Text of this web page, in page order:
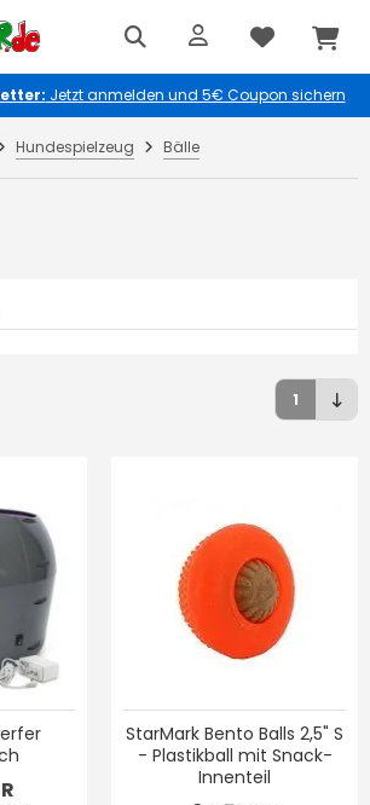
Jetzt anmelden und 5€ Coupon sichern
Hundespielzeug Bälle
1
StarMark Bento Balls 2,5" S
- Plastikball mit Snack-
Innenteil